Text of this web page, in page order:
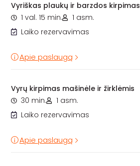
Vyriškas plaukų ir barzdos kirpimas
1 val. 15 min.
1 asm.
Laiko rezervavimas
Apie paslaugą
Vyrų kirpimas mašinėle ir žirklėmis
30 min.
1 asm.
Laiko rezervavimas
Apie paslaugą